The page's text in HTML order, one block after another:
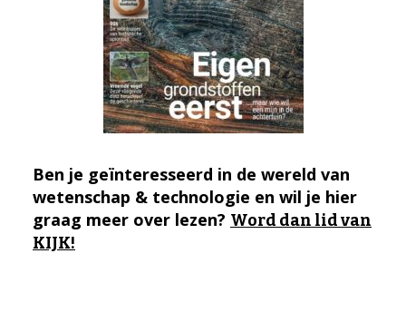
Ben je geïnteresseerd in de wereld van
wetenschap & technologie en wil je hier
graag meer over lezen? Word dan lid van
KIJK!